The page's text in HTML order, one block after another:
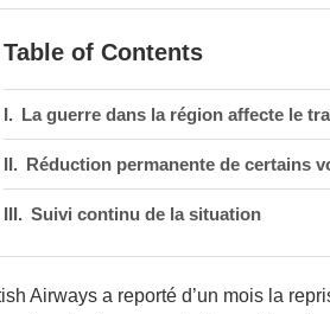
Table of Contents
La guerre dans la région affecte le
Réduction permanente de certains
Suivi continu de la situation
Airways a reporté d’un mois la